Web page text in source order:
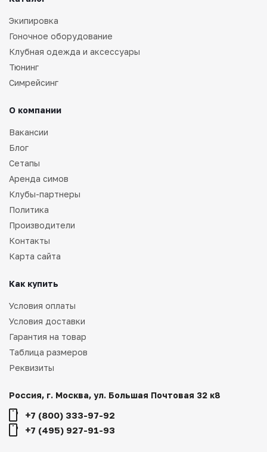
Экипировка
Гоночное оборудование
Клубная одежда и аксессуары
Тюнинг
Симрейсинг
О компании
Вакансии
Блог
Сетапы
Аренда симов
Клубы-партнеры
Политика
Производители
Контакты
Карта сайта
Как купить
Условия оплаты
Условия доставки
Гарантия на товар
Таблица размеров
Реквизиты
Россия, г. Москва, ул. Большая Почтовая 32 к8
+7 (800) 333-97-92
+7 (495) 927-91-93